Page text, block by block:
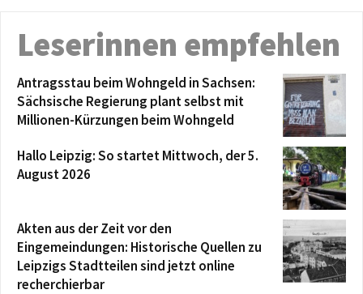
Leserinnen empfehlen
Antragsstau beim Wohngeld in Sachsen:
Sächsische Regierung plant selbst mit
Millionen-Kürzungen beim Wohngeld
Hallo Leipzig: So startet Mittwoch, der 5.
August 2026
Akten aus der Zeit vor den
Eingemeindungen: Historische Quellen zu
Leipzigs Stadtteilen sind jetzt online
recherchierbar